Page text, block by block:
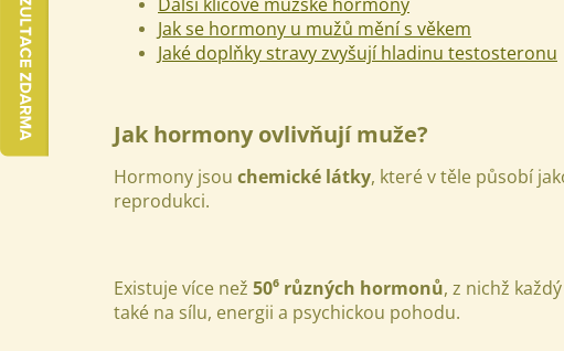
Jak se hormony u mužů mění s věkem
Jaké doplňky stravy zvyšují hladinu testosteronu
Jak hormony ovlivňují muže?
Hormony jsou chemické látky, které v těle působí
reprodukci.
Existuje více než 50⁶ různých hormonů, z nichž
také na sílu, energii a psychickou pohodu.